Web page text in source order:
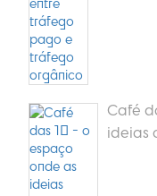
Café
ideias